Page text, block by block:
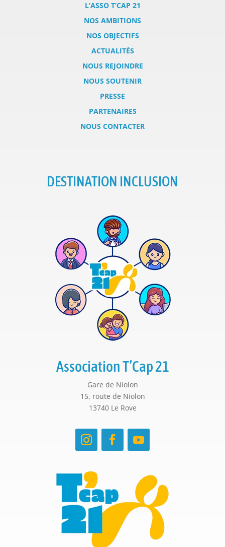
L’ASSO T’CAP 21
NOS AMBITIONS
NOS OBJECTIFS
ACTUALITÉS
NOUS REJOINDRE
NOUS SOUTENIR
PRESSE
PARTENAIRES
NOUS CONTACTER
DESTINATION INCLUSION
Association T’Cap 21
Gare de Niolon
15, route de Niolon
13740 Le Rove